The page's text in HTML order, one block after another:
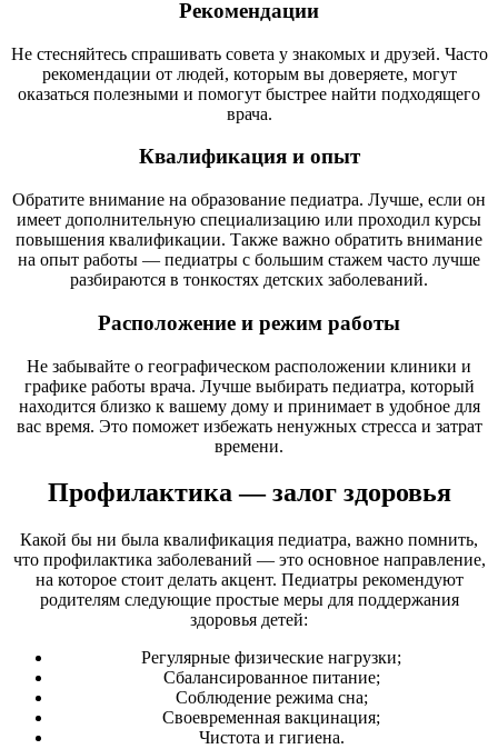
Рекомендации
Не стесняйтесь спрашивать совета у знакомых и друзей. Часто
рекомендации от людей, которым вы доверяете, могут
оказаться полезными и помогут быстрее найти подходящего
врача.
Квалификация и опыт
Обратите внимание на образование педиатра. Лучше, если он
имеет дополнительную специализацию или проходил курсы
повышения квалификации. Также важно обратить внимание
на опыт работы — педиатры с большим стажем часто лучше
разбираются в тонкостях детских заболеваний.
Расположение и режим работы
Не забывайте о географическом расположении клиники и
графике работы врача. Лучше выбирать педиатра, который
находится близко к вашему дому и принимает в удобное для
вас время. Это поможет избежать ненужных стресса и затрат
времени.
Профилактика — залог здоровья
Какой бы ни была квалификация педиатра, важно помнить,
что профилактика заболеваний — это основное направление,
на которое стоит делать акцент. Педиатры рекомендуют
родителям следующие простые меры для поддержания
здоровья детей:
Регулярные физические нагрузки;
Сбалансированное питание;
Соблюдение режима сна;
Своевременная вакцинация;
Чистота и гигиена.